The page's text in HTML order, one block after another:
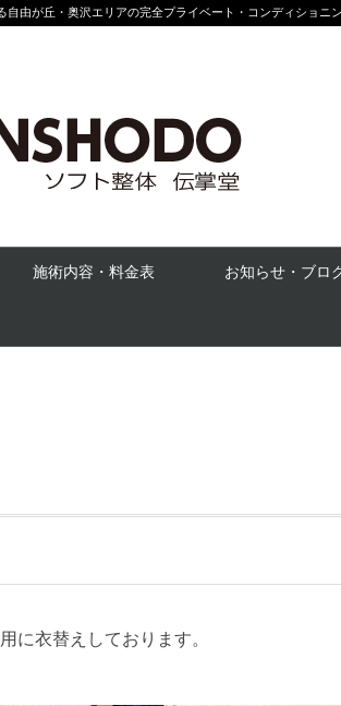
由が丘・奥沢エリアの完全プライベート・コンディショニン
施術内容・料金表 お知らせ・ブロ
に衣替えしております。